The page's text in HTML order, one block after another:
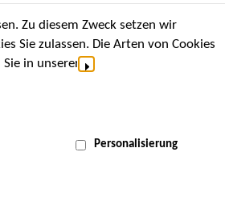
Termine Portfolio
MENÜ
Zu diesem Zweck setzen wir
Sie zulassen. Die Arten von Cookies
in unserer
Personalisierung